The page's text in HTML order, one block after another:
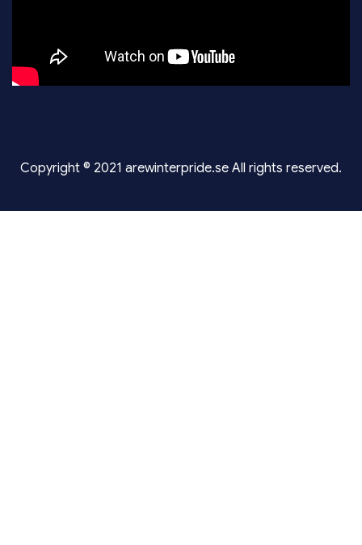
Copyright © 2021 arewinterpride.se All rights reserved.